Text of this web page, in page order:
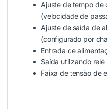
Ajuste de tempo de
(velocidade de
Ajuste de saída de
(configurado por
Entrada de
Saída utilizando
Faixa de tensão de